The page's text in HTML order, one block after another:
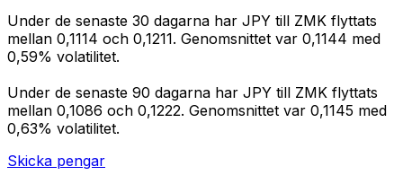
Under de senaste 30 dagarna har JPY till ZMK flyttats
mellan 0,1114 och 0,1211. Genomsnittet var 0,1144 med
0,59% volatilitet.
Under de senaste 90 dagarna har JPY till ZMK flyttats
mellan 0,1086 och 0,1222. Genomsnittet var 0,1145 med
0,63% volatilitet.
Skicka pengar